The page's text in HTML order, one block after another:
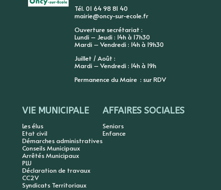
Tél. 01 64 98 81 40
mairie@oncy-sur-ecole.fr
Ouverture secrétariat :
Lundi – Jeudi : 14h à 17h30
Mardi – Vendredi : 14h à 19h30
Juillet / Août :
Mardi – Vendredi : 14h à 19h
Permanence du Maire : sur RDV
VIE MUNICIPALE
Les élus
Etat civil
Démarches administratives
Conseils Municipaux
Arrêtés Municipaux
PLU
Déclaration de travaux
CC2V
Syndicats Territoriaux
AFFAIRES SOCIALES
Seniors
Enfance